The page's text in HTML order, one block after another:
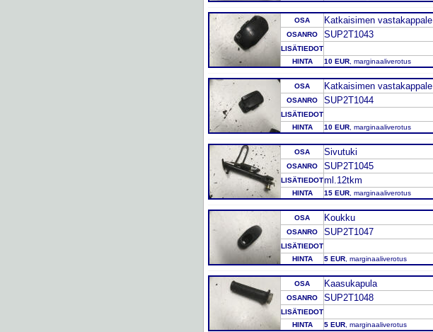
OSA Katkaisimen vastakappale
OSANRO SUP2T1043
LISÄTIEDOT
HINTA
10 EUR , marginaaliverotus
OSA Katkaisimen vastakappale
OSANRO SUP2T1044
LISÄTIEDOT
HINTA
10 EUR , marginaaliverotus
OSA Sivutuki
OSANRO SUP2T1045
LISÄTIEDOTml.12tkm
HINTA 15 EUR , marginaaliverotus
OSA Koukku
OSANRO SUP2T1047
LISÄTIEDOT
HINTA
5 EUR , marginaaliverotus
OSA Kaasukapula
OSANRO SUP2T1048
LISÄTIEDOT
HINTA
5 EUR , marginaaliverotus